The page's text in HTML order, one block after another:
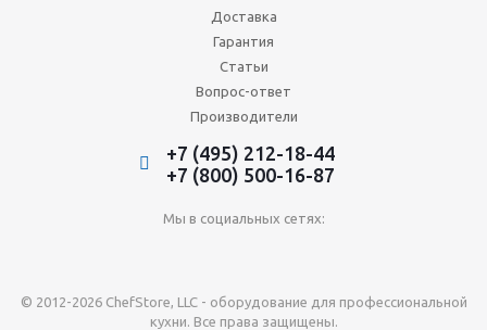
Доставка
Гарантия
Статьи
Вопрос-ответ
Производители
+7 (495) 212-18-44
+7 (800) 500-16-87
Мы в социальных сетях:
© 2012-2026 ChefStore, LLC - оборудование для профессиональной
кухни. Все права защищены.